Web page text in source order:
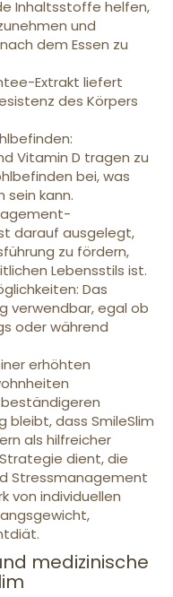
Inhaltsstoffe helfen,
und
dem Essen zu
Extrakt liefert
des Körpers
Vitamin D tragen zu
bei, was
sein kann.
darauf ausgelegt,
zu fördern,
Lebensstils ist.
Das
verwendbar, egal ob
oder während
erhöhten
bleibt, dass SmileSlim
als hilfreicher
dient, die
Stressmanagement
von individuellen
medizinische